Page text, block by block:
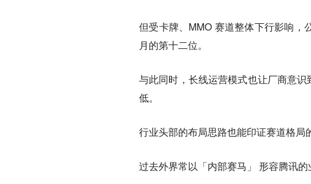
但受卡牌、MMO 赛道整体下行影响，
月的第十二位。
与此同时，长线运营模式也让厂商意识
低。
行业头部的布局思路也能印证赛道格局
过去外界常以「内部赛马」 形容腾讯